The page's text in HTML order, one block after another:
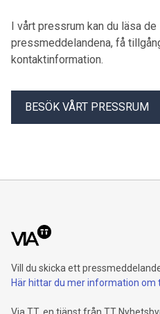
I vårt pressrum kan du läsa
pressmeddelandena, få
kontaktinformation.
BESÖK VÅRT PRESSRUM
Vill du skicka ett
Här hittar du mer information om
Via TT, en tjänst från TT